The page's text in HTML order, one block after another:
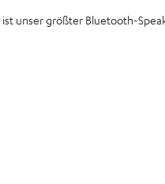
ist unser größter Bluetooth-